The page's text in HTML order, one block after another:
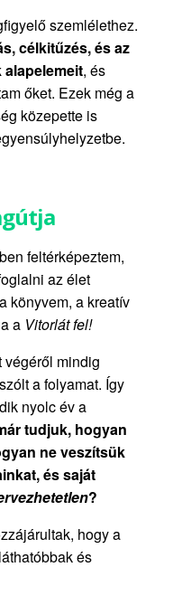
szemlélethez.
célkitűzés, és az
, és
őket. Ezek még a
közepette is
feltérképeztem,
az élet
könyvem, a kreatív
a Vitorlát fel!
mindig
a folyamat. Így
nyolc év a
tudjuk, hogyan
ne veszítsük
és saját
?
hogy a
és